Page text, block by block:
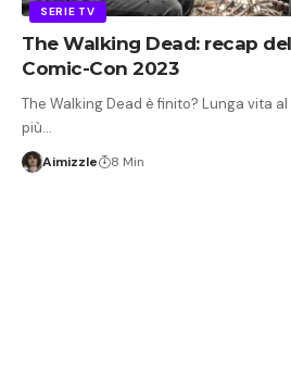
SERIE TV
The Walking Dead: recap
Comic-Con 2023
The Walking Dead è finito? Lunga vita
più…
Aimizzle 8 Min